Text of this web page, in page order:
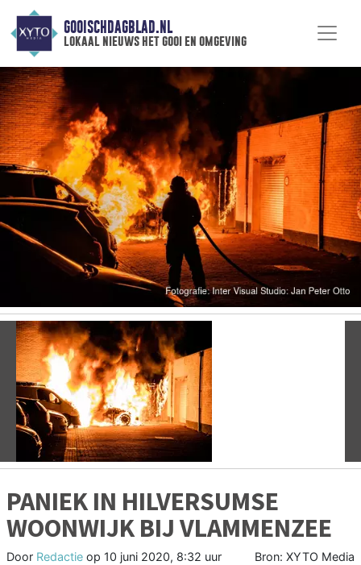
GOOISCHDAGBLAD.NL
lokaal nieuws het gooi en omgeving
Vorige
PANIEK IN HILVERSUMSE
WOONWIJK BIJ VLAMMENZEE
Door Redactie op 10 juni 2020, 8:32 uur Bron: XYTO Media